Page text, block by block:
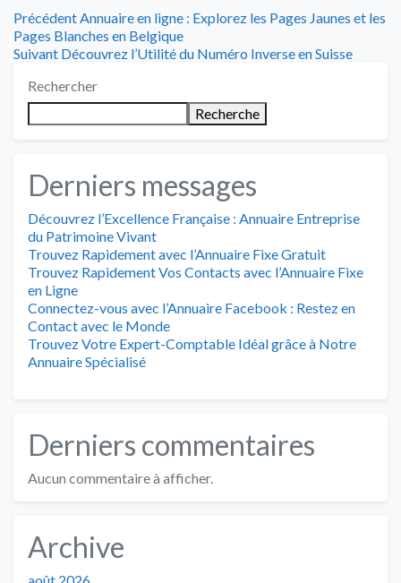
Navigation
de
l’article
Précédent Article
précédent
:
Annuaire en ligne : Explorez les Pages Jaunes et les
Pages Blanches en Belgique
Suivant Article
:
Découvrez l’Utilité du Numéro Inverse en Suisse
Rechercher
Recherche
Derniers messages
Découvrez l’Excellence Française : Annuaire Entreprise
du Patrimoine Vivant
Trouvez Rapidement avec l’Annuaire Fixe Gratuit
Trouvez Rapidement Vos Contacts avec l’Annuaire Fixe
en Ligne
Connectez-vous avec l’Annuaire Facebook : Restez en
Contact avec le Monde
Trouvez Votre Expert-Comptable Idéal grâce à Notre
Annuaire Spécialisé
Derniers commentaires
Aucun commentaire à afficher.
Archive